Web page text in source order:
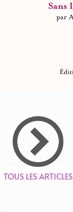
TOUS LES ARTICLES